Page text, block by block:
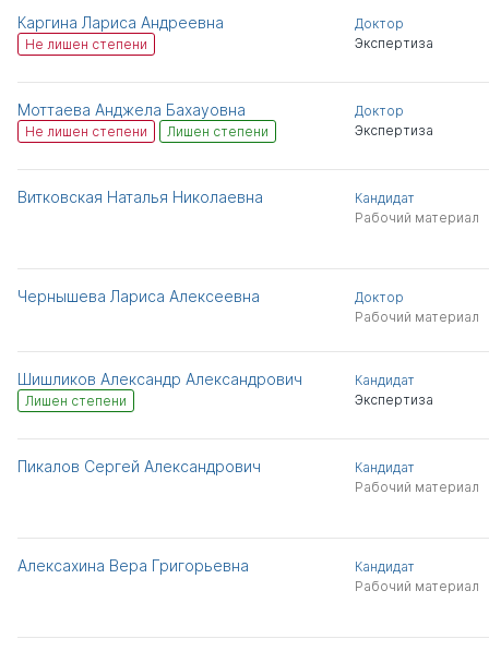
Каргина Лариса Андреевна
Не лишен степени
Доктор
Экспертиза
Моттаева Анджела Бахауовна
Не лишен степени Лишен степени
Доктор
Экспертиза
Витковская Наталья Николаевна
Кандидат
Рабочий материал
Чернышева Лариса Алексеевна
Доктор
Рабочий материал
Шишликов Александр Александрович
Лишен степени
Кандидат
Экспертиза
Пикалов Сергей Александрович
Кандидат
Рабочий материал
Алексахина Вера Григорьевна
Кандидат
Рабочий материал